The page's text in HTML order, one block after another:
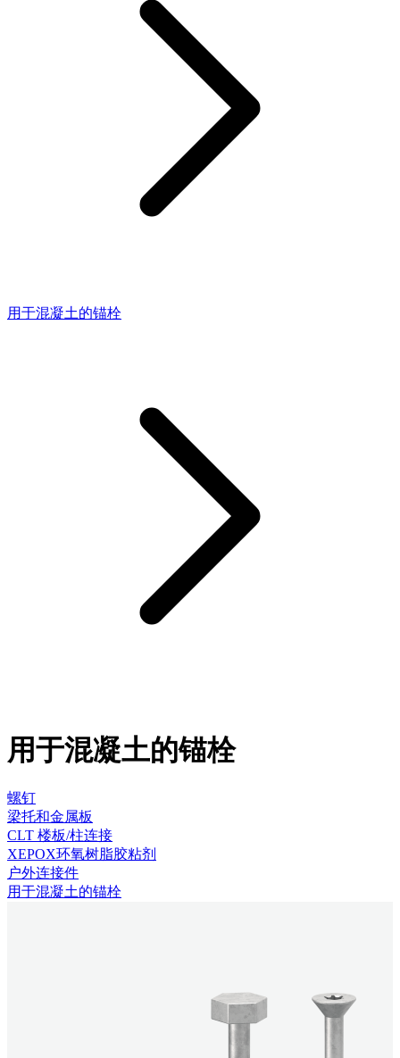
用于混凝土的锚栓
用于混凝土的锚栓
螺钉
梁托和金属板
CLT 楼板/柱连接
XEPOX环氧树脂胶粘剂
户外连接件
用于混凝土的锚栓